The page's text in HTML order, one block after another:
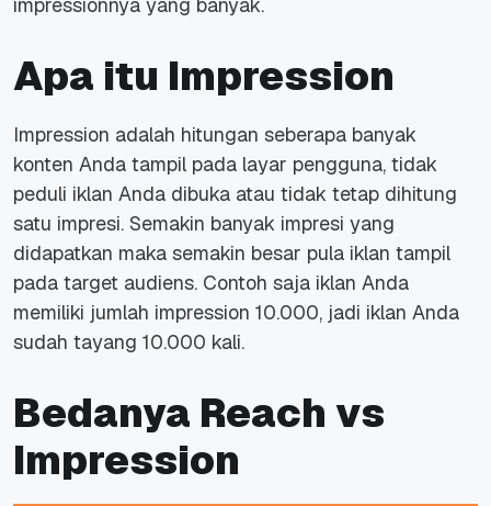
impressionnya yang banyak.
Apa itu Impression
Impression adalah hitungan seberapa banyak
konten Anda tampil pada layar pengguna, tidak
peduli iklan Anda dibuka atau tidak tetap dihitung
satu impresi. Semakin banyak impresi yang
didapatkan maka semakin besar pula iklan tampil
pada target audiens. Contoh saja iklan Anda
memiliki jumlah impression 10.000, jadi iklan Anda
sudah tayang 10.000 kali.
Bedanya Reach vs
Impression